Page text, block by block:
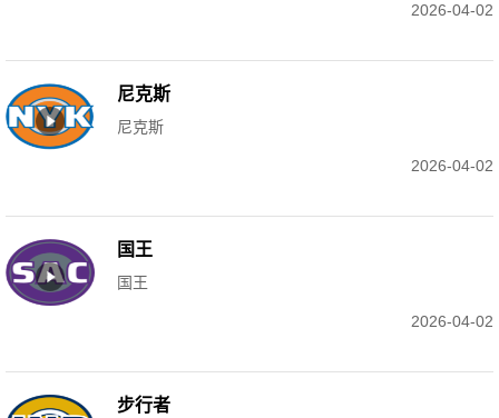
2026-04-02
尼克斯
尼克斯
2026-04-02
国王
国王
2026-04-02
步行者